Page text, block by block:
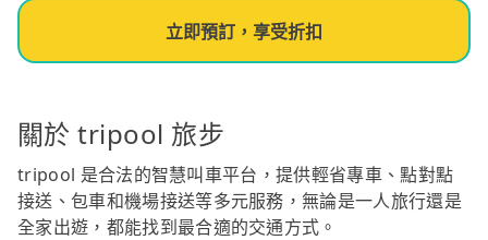
立即預訂，享受折扣
關於 tripool 旅步
tripool 是合法的智慧叫車平台，提供輕省專車、點對點
接送、包車和機場接送等多元服務，無論是一人旅行還是
全家出遊，都能找到最合適的交通方式。